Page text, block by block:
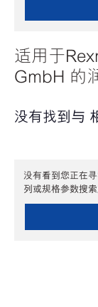
适用于
GmbH 的
没有找到与
没有看到您正在
列或规格参数搜索